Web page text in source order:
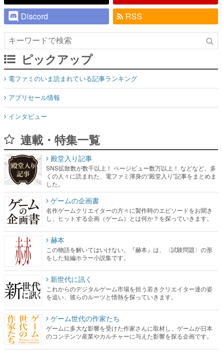
Discord
RSS
ピックアップ
電ファミのいま読まれている記事ランキング
アプリセール情報
インタビュー
連載・特集一覧
殿堂入り記事
SNS拡散数が数千以上！ ページビュー数万以上！ などなど。多
くの人々に読まれた、電ファミ渾身の“殿堂入り”記事をまとめま
した。
ゲームの企画書
名作ゲームクリエイターの方々に製作時のエピソードをお聞き
し、ヒットする企画（ゲーム）とは何か？を探っていきます。
赫本
この物語を解いてはいけない。『赫本』は、〈試験問題〉の形
をした短編ホラー小説集です。
新世代に訊く
これからのデジタルゲーム市場を担う若きクリエイター達の姿
を追い、彼らのルーツと情熱を探っていきます。
ゲーム世代の作家たち
ゲームに多大な影響を受けた作家さんに取材し、ゲームが日本
のコンテンツ産業やカルチャーに与えた影響を探る企画です。